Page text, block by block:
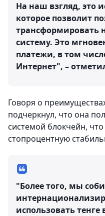
На наш взгляд, это
которое позволит
трансформировать
систему. Это
платежи, в том
Интернет", –
Говоря о
подчеркнул, что она
системой блокчейн,
стопроцентную
"Более того, мы
использовать